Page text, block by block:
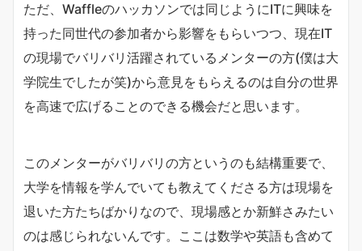
ただ、Waffleのハッカソンでは同じようにITに興味を
持った同世代の参加者から影響をもらいつつ、現在IT
の現場でバリバリ活躍されているメンターの方(僕は大
学院生でしたが笑)から意見をもらえるのは自分の世界
を高速で広げることのできる機会だと思います。
このメンターがバリバリの方というのも結構重要で、
大学を情報を学んでいても教えてくださる方は現場を
退いた方たちばかりなので、現場感とか新鮮さみたい
のは感じられないんです。ここは数学や英語も含めて